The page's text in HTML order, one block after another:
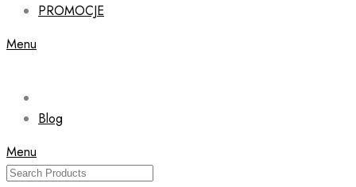
PROMOCJE
Menu
Blog
Menu